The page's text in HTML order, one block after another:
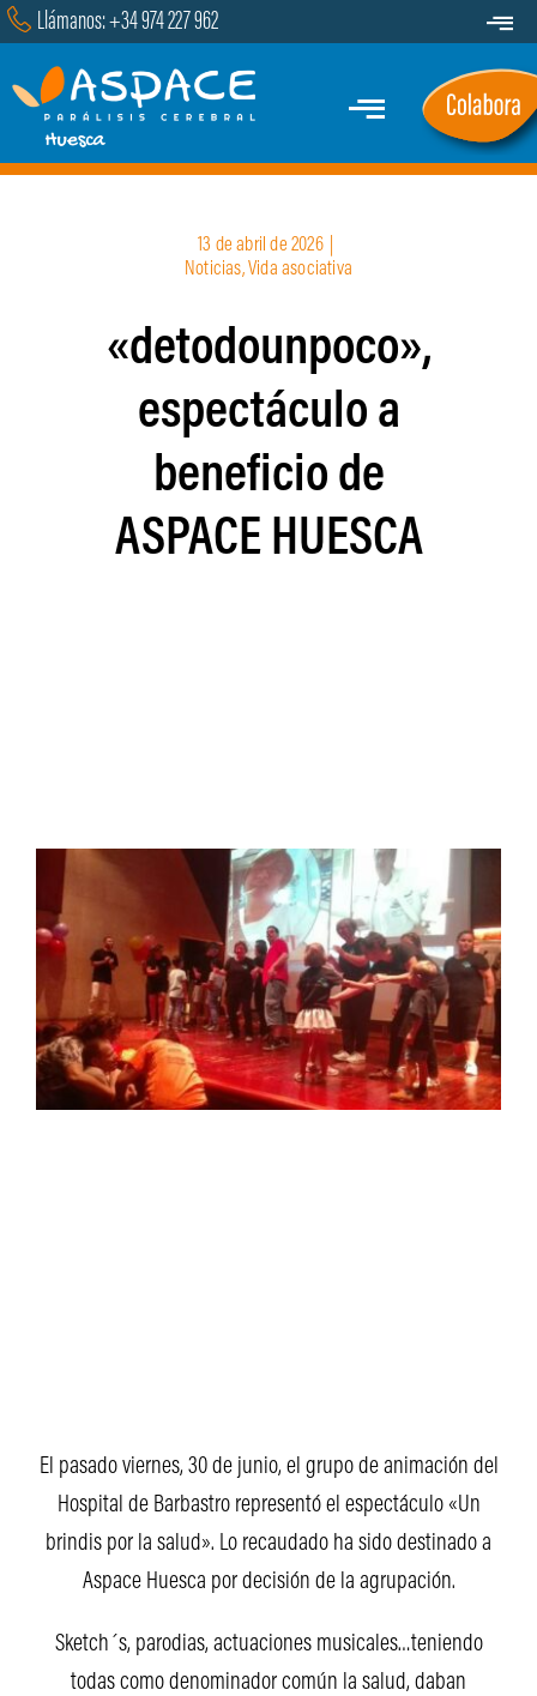
Saltar
contenido
Llámanos: +34 974 227 962
Toggle
Transparencia
Contacto
Toggle
Navigation
Quiénes Somos
Servicios y Programas
Marcha
Actualidad
13 de abril de 2026
Noticias,Vida asociativa
«detodounpoco»,
espectáculo a
beneficio de
ASPACE HUESCA
El pasado viernes, 30 de junio, el grupo de animación del
Hospital de Barbastro representó el espectáculo «Un
brindis por la salud». Lo recaudado ha sido destinado a
Aspace Huesca por decisión de la agrupación.
Sketch´s, parodias, actuaciones musicales…teniendo
todas como denominador común la salud, daban